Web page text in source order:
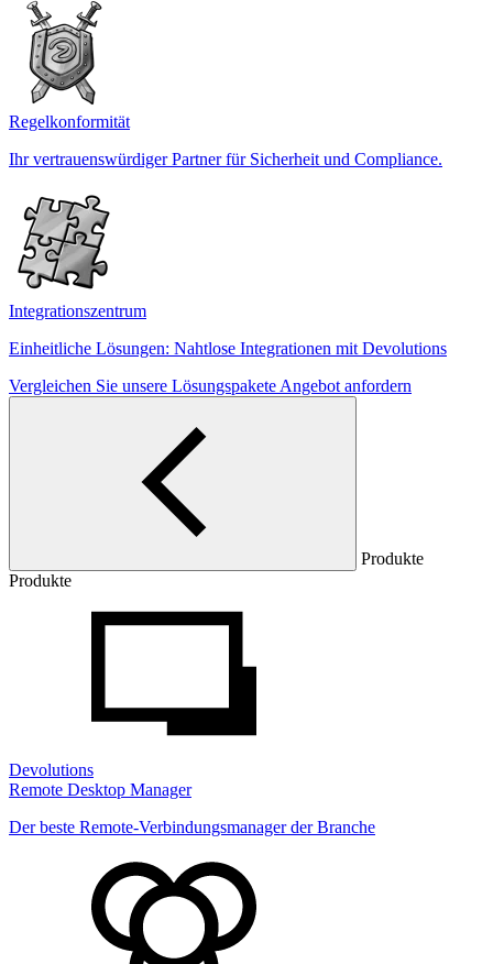
Regelkonformität
Ihr vertrauenswürdiger Partner für Sicherheit und Compliance.
Integrationszentrum
Einheitliche Lösungen: Nahtlose Integrationen mit Devolutions
Vergleichen Sie unsere Lösungspakete Angebot anfordern
Produkte
Produkte
Devolutions
Remote Desktop Manager
Der beste Remote-Verbindungsmanager der Branche